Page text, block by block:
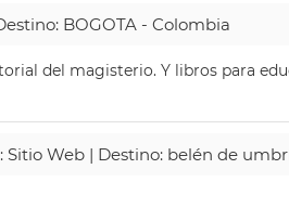
BOGOTA - Colombia
del magisterio. Y libros para
Sitio Web | Destino: belén de